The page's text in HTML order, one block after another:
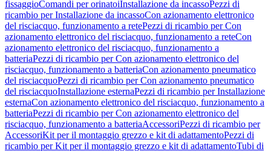
fissaggioComandi per orinatoiInstallazione da incassoPezzi di
ricambio per Installazione da incassoCon azionamento elettronico
del risciacquo, funzionamento a retePezzi di ricambio per Con
azionamento elettronico del risciacquo, funzionamento a reteCon
azionamento elettronico del risciacquo, funzionamento a
batteriaPezzi di ricambio per Con azionamento elettronico del
risciacquo, funzionamento a batteriaCon azionamento pneumatico
del risciacquoPezzi di ricambio per Con azionamento pneumatico
del risciacquoInstallazione esternaPezzi di ricambio per Installazione
esternaCon azionamento elettronico del risciacquo, funzionamento a
batteriaPezzi di ricambio per Con azionamento elettronico del
risciacquo, funzionamento a batteriaAccessoriPezzi di ricambio per
AccessoriKit per il montaggio grezzo e kit di adattamentoPezzi di
ricambio per Kit per il montaggio grezzo e kit di adattamentoTubi di